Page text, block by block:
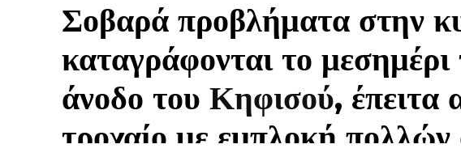
Σοβαρά προβλήματα στην
καταγράφονται το
άνοδο του Κηφισού, έπειτα
τροχαίο με εμπλοκή